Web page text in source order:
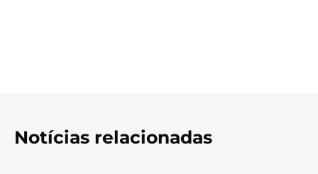
Notícias relacionadas